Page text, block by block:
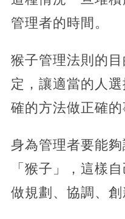
管理者的時間。
猴子管理法則的
定，讓適當的人
確的方法做正確的
身為管理者要能
「猴子」，這樣
做規劃、協調、創